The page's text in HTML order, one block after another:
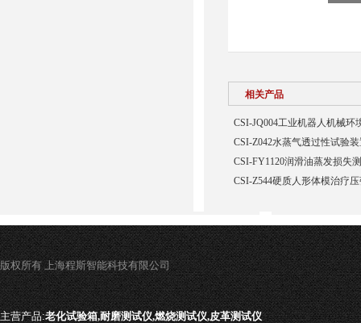
相关产品
CSI-JQ004工业机器人机械
CSI-Z042水蒸气透过性试验
CSI-FY1120润滑油蒸发损失
CSI-Z544硬质人形体模治疗
版权所有 上海程斯智能科技有限公司
主营产品:老化试验箱,耐磨测试仪,燃烧测试仪,皮革测试仪